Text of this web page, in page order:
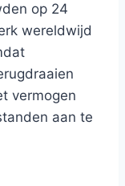
op 24
wereldwijd
vermogen
aan te